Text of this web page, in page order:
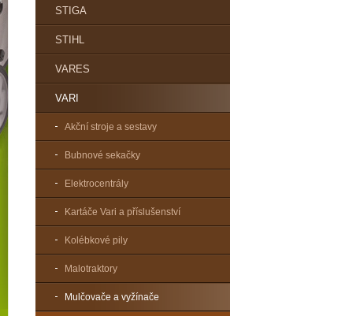
STIGA
STIHL
VARES
VARI
Akční stroje a sestavy
Bubnové sekačky
Elektrocentrály
Kartáče Vari a příslušenství
Kolébkové pily
Malotraktory
Mulčovače a vyžínače